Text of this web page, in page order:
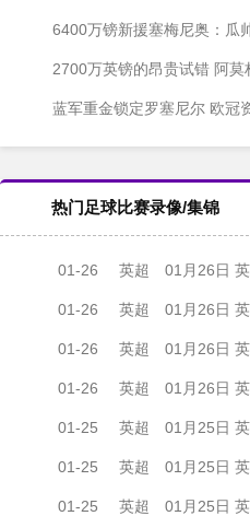
6400万镑新援塞梅尼奥：瓜帅看
2700万英镑的昂贵试错 阿莫林
蓝军重金锁定罗塞尼尔 欧冠
热门足球比赛录像/集锦
01-26 英超 01月26日 英超第
01-26 英超 01月26日 英超第23轮
01-26 英超 01月26日 英超第23轮
01-26 英超 01月26日 英超第
01-25 英超 01月25日 英超第23
01-25 英超 01月25日 英超第
01-25 英超 01月25日 英超第